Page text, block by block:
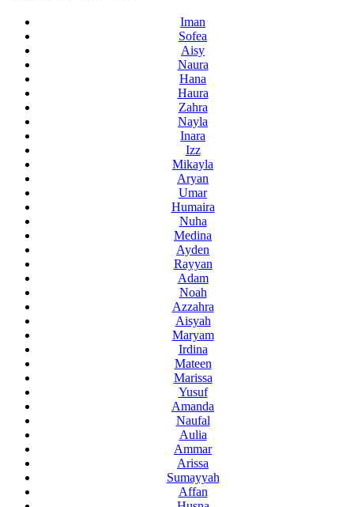
Iman
Sofea
Aisy
Naura
Hana
Haura
Zahra
Nayla
Inara
Izz
Mikayla
Aryan
Umar
Humaira
Nuha
Medina
Ayden
Rayyan
Adam
Noah
Azzahra
Aisyah
Maryam
Irdina
Mateen
Marissa
Yusuf
Amanda
Naufal
Aulia
Ammar
Arissa
Sumayyah
Affan